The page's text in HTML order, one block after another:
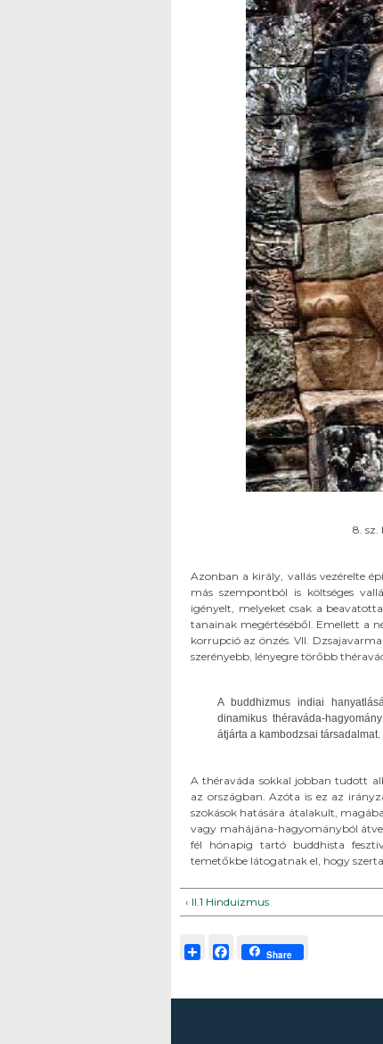
8. sz.
Azonban a király, vallás vezérelte
más szempontból is költséges
igényelt, melyeket csak a
tanainak megértéséből. Emellett a
korrupció az önzés. VII.
szerényebb, lényegre törőbb
A buddhizmus indiai
dinamikus théraváda-
átjárta a kambodzsai
A théraváda sokkal jobban tudott
az országban. Azóta is ez az
szokások hatására átalakult,
vagy mahájána-hagyományból
fél hónapig tartó buddhista
temetőkbe látogatnak el, hogy
‹ II.1 Hinduizmus
ShareFacebook
Share